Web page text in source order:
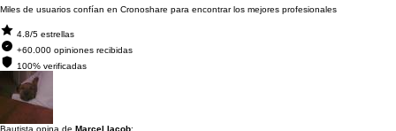
Miles de usuarios confían en Cronoshare para encontrar los mejores profesionales
4.8/5 estrellas
+60.000 opiniones recibidas
100% verificadas
Bautista opina de Marcel Iacob: